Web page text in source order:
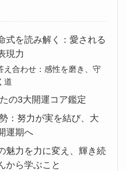
式を読み解く：愛される
現力
え合わせ：感性を磨き、守
道
の3大開運コア鑑定
：努力が実を結び、大
運期へ
魅力を力に変え、輝き続
から学ぶこと